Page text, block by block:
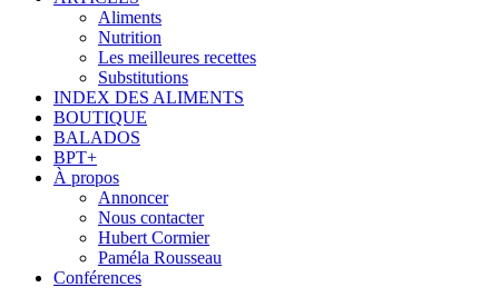
Aliments
Nutrition
Les meilleures recettes
Substitutions
INDEX DES ALIMENTS
BOUTIQUE
BALADOS
BPT+
À propos
Annoncer
Nous contacter
Hubert Cormier
Paméla Rousseau
Conférences